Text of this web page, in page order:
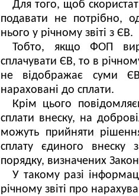
Для того, щоб
подавати не потрібно,
нього у річному звіті з ЄВ.
Тобто, якщо ФОП
сплачувати ЄВ, то в
не відображає суми
нараховані до сплати.
Крім цього
сплати внеску, на
можуть прийняти
сплату єдиного внеску
порядку, визначених
У такому разі
річному звіті про